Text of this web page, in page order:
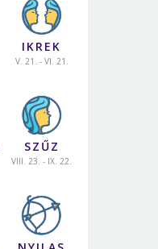
IKREK
V. 21. - VI. 21.
SZŰZ
VIII. 23. - IX. 22.